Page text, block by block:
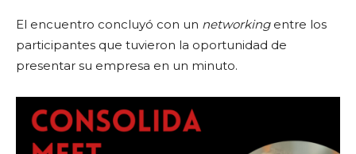
El encuentro concluyó con un networkingentre los
participantes que tuvieron la oportunidad de
presentar su empresa en un minuto.